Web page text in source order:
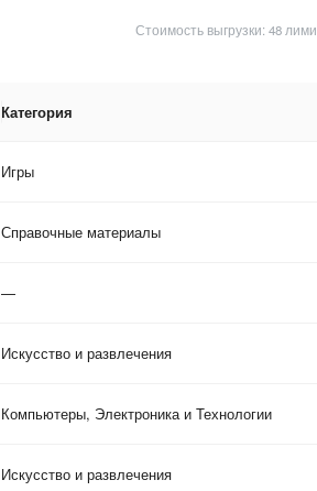
Стоимость выгрузки: 48
Категория
Игры
Справочные материалы
—
Искусство и развлечения
Компьютеры, Электроника и Технологии
Искусство и развлечения